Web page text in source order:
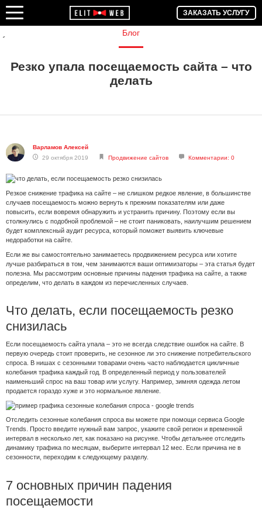
ЗАКАЗАТЬ УСЛУГУ
Блог
Резко упала посещаемость сайта – что
делать
Варламов Алексей
29 октября 2019
Продвижение сайтов Комментарии: 0
Резкое снижение трафика на сайте – не слишком редкое явление, в большинстве
случаев посещаемость можно вернуть к прежним показателям или даже
повысить, если вовремя обнаружить и устранить причину. Поэтому если вы
столкнулись с подобной проблемой – не стоит паниковать, наилучшим решением
будет комплексный аудит ресурса, который поможет выявить ключевые
недоработки на сайте.
Если же вы самостоятельно занимаетесь продвижением ресурса или хотите
лучше разбираться в том, чем занимаются ваши оптимизаторы – эта статья будет
полезна. Мы рассмотрим основные причины падения трафика на сайте, а также
определим, что делать в каждом из перечисленных случаев.
Что делать, если посещаемость резко
снизилась
Если посещаемость сайта упала – это не всегда следствие ошибок на сайте. В
первую очередь стоит проверить, не сезонное ли это снижение потребительского
спроса. В нишах с сезонными товарами очень часто наблюдается цикличные
колебания трафика каждый год. В определенный период у пользователей
наименьший спрос на ваш товар или услугу. Например, зимняя одежда летом
продается гораздо хуже и это нормальное явление.
Отследить сезонные колебания спроса вы можете при помощи сервиса Google
Trends. Просто введите нужный вам запрос, укажите свой регион и временной
интервал в несколько лет, как показано на рисунке. Чтобы детальнее отследить
динамику трафика по месяцам, выберите интервал 12 мес. Если причина не в
сезонности, переходим к следующему разделу.
7 основных причин падения
посещаемости